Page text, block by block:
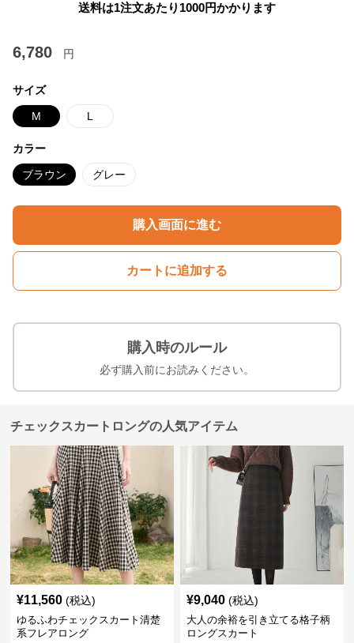
送料は1注文あたり 1000円かかります
6,780 円
サイズ
M L
カラー
ブラウン グレー
購入画面に進む
カートに追加する
購入時のルール
必ず購入前にお読みください。
チェックスカートロングの人気アイテム
¥11,560 (税込)
ゆるふわチェックスカート清楚
系フレアロング
¥9,040 (税込)
大人の余裕を引き立てる格子柄
ロングスカート